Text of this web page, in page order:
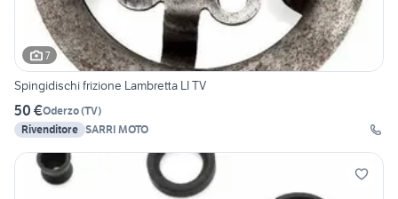
7
Spingidischi frizione Lambretta LI TV
50 €Oderzo(TV)
Rivenditore SARRI MOTO